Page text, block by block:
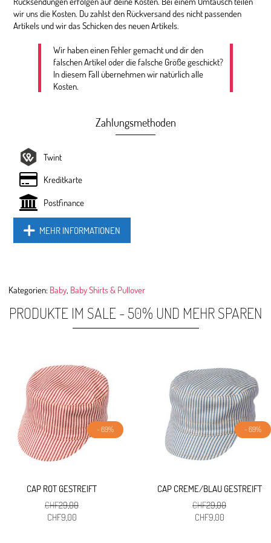
wir uns die Kosten. Du zahlst den Rückversand des nicht passenden
Artikels und wir das Schicken des neuen Artikels.
Wir haben einen Fehler gemacht und dir den
falschen Artikel oder die falsche Größe geschickt?
In diesem Fall übernehmen wir natürlich alle
Kosten.
Zahlungsmethoden
Twint
Kreditkarte
Postfinance
MEHR INFORMATIONEN
Kategorien: Baby, Baby Shirts & Pullover
PRODUKTE IM SALE - 50% UND MEHR SPAREN
- 69%
CAP ROT GESTREIFT
CHF29,00
Ursprünglicher
CHF9,00Aktueller
- 69%
CAP CREME/BLAU GESTREIFT
CHF29,00
Ursprünglicher
CHF9,00Aktueller